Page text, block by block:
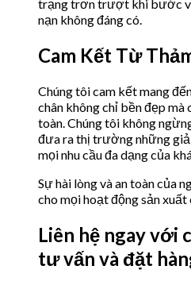
trạng trơn trượt khi bước
nạn không đáng có.
Cam Kết Từ
Chúng tôi cam kết mang
chân không chỉ bền đẹp mà
toàn. Chúng tôi không
đưa ra thị trường những
mọi nhu cầu đa dạng của
Sự hài lòng và an toàn của
cho mọi hoạt động sản xuất
Liên hệ ngay với
tư vấn và đặt